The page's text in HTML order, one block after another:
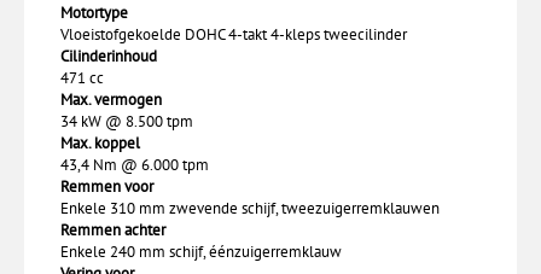
Motortype
Vloeistofgekoelde DOHC 4-takt 4-kleps tweecilinder
Cilinderinhoud
471 cc
Max. vermogen
34 kW @ 8.500 tpm
Max. koppel
43,4 Nm @ 6.000 tpm
Remmen voor
Enkele 310 mm zwevende schijf, tweezuigerremklauwen
Remmen achter
Enkele 240 mm schijf, éénzuigerremklauw